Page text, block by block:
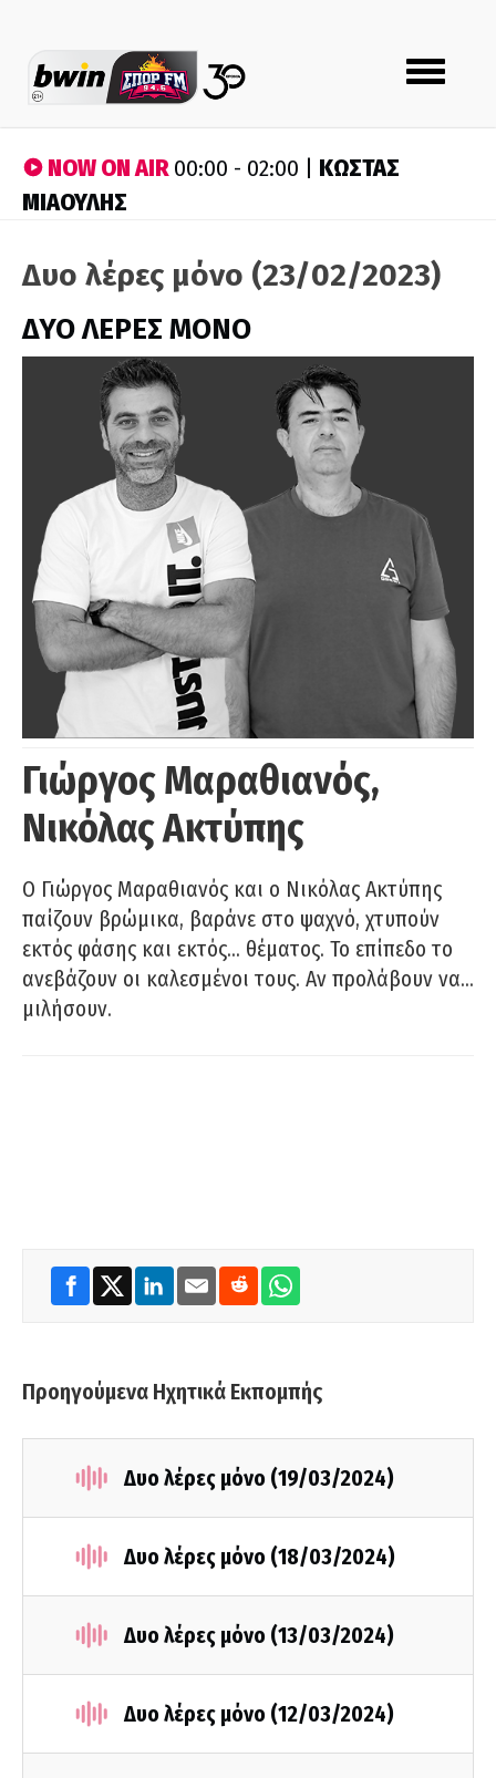
Toggle
navigation
NOW ON AIR00:00 - 02:00 | ΚΩΣΤΑΣ
ΜΙΑΟΥΛΗΣ
Δυο λέρες μόνο (23/02/2023)
ΔΥΟ ΛΕΡΕΣ ΜΟΝΟ
Γιώργος Μαραθιανός,
Νικόλας Ακτύπης
Ο Γιώργος Μαραθιανός και ο Νικόλας Ακτύπης
παίζουν βρώμικα, βαράνε στο ψαχνό, χτυπούν
εκτός φάσης και εκτός… θέματος. Το επίπεδο το
ανεβάζουν οι καλεσμένοι τους. Αν προλάβουν να…
μιλήσουν.
Προηγούμενα Ηχητικά Εκπομπής
Δυο λέρες μόνο (19/03/2024)
Δυο λέρες μόνο (18/03/2024)
Δυο λέρες μόνο (13/03/2024)
Δυο λέρες μόνο (12/03/2024)